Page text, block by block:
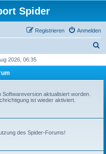
Spider
Anmelden
Registrieren
h
2026, 06:35
aktualisiert worden.
ist wieder aktiviert.
des Spider-Forums!